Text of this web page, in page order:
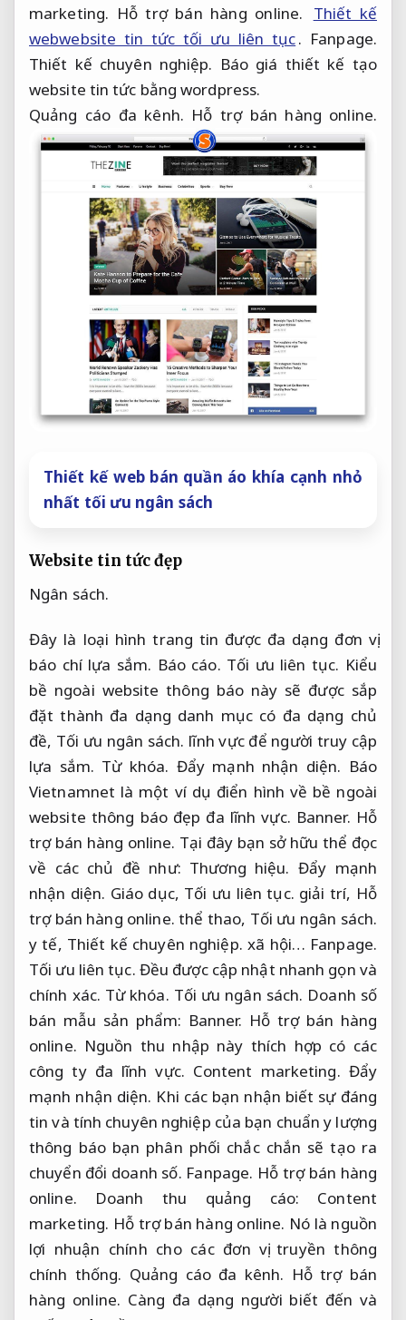
marketing. Hỗ trợ bán hàng online.
Thiết kế
webwebsite tin tức tối ưu liên tục. Fanpage.
Thiết kế chuyên nghiệp. Báo giá thiết kế tạo
website tin tức bằng wordpress.
Quảng cáo đa kênh. Hỗ trợ bán hàng online.
Thiết kế web bán quần áo khía cạnh nhỏ
nhất tối ưu ngân sách
Website tin tức đẹp
Ngân sách.
Đây là loại hình trang tin được đa dạng đơn vị
báo chí lựa sắm. Báo cáo. Tối ưu liên tục. Kiểu
bề ngoài website thông báo này sẽ được sắp
đặt thành đa dạng danh mục có đa dạng chủ
đề, Tối ưu ngân sách. lĩnh vực để người truy cập
lựa sắm. Từ khóa. Đẩy mạnh nhận diện. Báo
Vietnamnet là một ví dụ điển hình về bề ngoài
website thông báo đẹp đa lĩnh vực. Banner. Hỗ
trợ bán hàng online. Tại đây bạn sở hữu thể đọc
về các chủ đề như: Thương hiệu. Đẩy mạnh
nhận diện. Giáo dục, Tối ưu liên tục. giải trí, Hỗ
trợ bán hàng online. thể thao, Tối ưu ngân sách.
y tế, Thiết kế chuyên nghiệp. xã hội… Fanpage.
Tối ưu liên tục. Đều được cập nhật nhanh gọn và
chính xác. Từ khóa. Tối ưu ngân sách. Doanh số
bán mẫu sản phẩm: Banner. Hỗ trợ bán hàng
online. Nguồn thu nhập này thích hợp có các
công ty đa lĩnh vực. Content marketing. Đẩy
mạnh nhận diện. Khi các bạn nhận biết sự đáng
tin và tính chuyên nghiệp của bạn chuẩn y lượng
thông báo bạn phân phối chắc chắn sẽ tạo ra
chuyển đổi doanh số. Fanpage. Hỗ trợ bán hàng
online. Doanh thu quảng cáo: Content
marketing. Hỗ trợ bán hàng online. Nó là nguồn
lợi nhuận chính cho các đơn vị truyền thông
chính thống. Quảng cáo đa kênh. Hỗ trợ bán
hàng online. Càng đa dạng người biết đến và